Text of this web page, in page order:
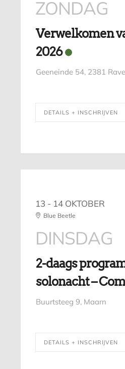
ZONDAG
Verwelkomen
2026
Geeneinde 54, 2381
DETAILS + INSCHRIJVEN
13 - 14 OKTOBER
Blue Beetle
DINSDAG
2-daags
solonacht –
Buurtsteeg 9, Maarn
DETAILS + INSCHRIJVEN